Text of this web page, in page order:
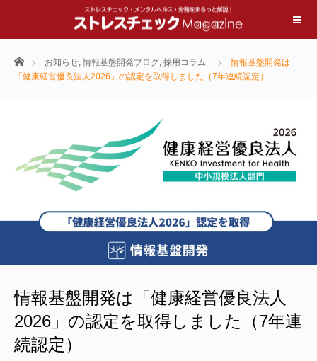
ホームお知らせ, 情報基盤開発ブログ, 採用コラム
情報基盤開発は
「健康経営優良法人2026」の認定を取得しました（7年連続認定）
情報基盤開発は「健康経営優良法人
2026」の認定を取得しました（7年連
続認定）